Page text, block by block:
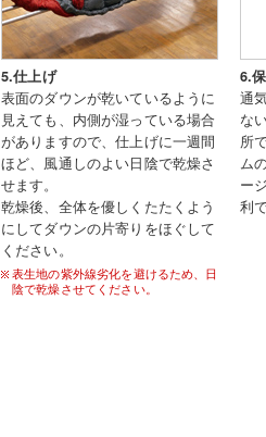
5.仕上げ
表面のダウンが乾いているように
見えても、内側が湿っている場合
がありますので、仕上げに一週間
ほど、風通しのよい日陰で乾燥さ
せます。
乾燥後、全体を優しくたたくよう
にしてダウンの片寄りをほぐして
ください。
表生地の紫外線劣化を避けるため、日
陰で乾燥させてください。
6.
通
な
所
ム
ー
利